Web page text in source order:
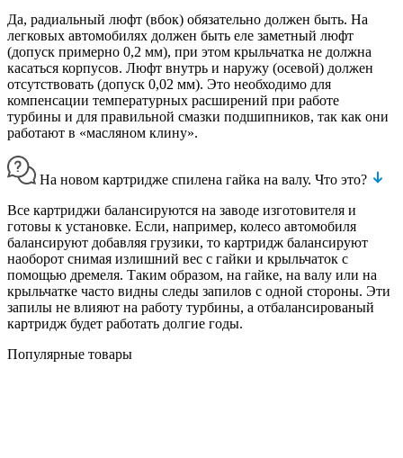
Да, радиальный люфт (вбок) обязательно должен быть. На
легковых автомобилях должен быть еле заметный люфт
(допуск примерно 0,2 мм), при этом крыльчатка не должна
касаться корпусов. Люфт внутрь и наружу (осевой) должен
отсутствовать (допуск 0,02 мм). Это необходимо для
компенсации температурных расширений при работе
турбины и для правильной смазки подшипников, так как они
работают в «масляном клину».
На новом картридже спилена гайка на валу. Что это?
Все картриджи балансируются на заводе изготовителя и
готовы к установке. Если, например, колесо автомобиля
балансируют добавляя грузики, то картридж балансируют
наоборот снимая излишний вес с гайки и крыльчаток с
помощью дремеля. Таким образом, на гайке, на валу или на
крыльчатке часто видны следы запилов с одной стороны. Эти
запилы не влияют на работу турбины, а отбалансированый
картридж будет работать долгие годы.
Популярные товары